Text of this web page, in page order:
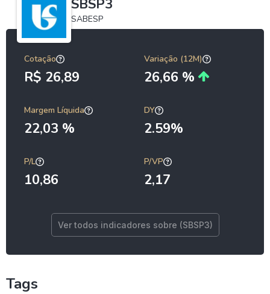
SBSP3
SABESP
Cotação
R$ 26,89
Variação (12M)
26,66 %
Margem Líquida
22,03 %
DY
2.59%
P/L
10,86
P/VP
2,17
Ver todos indicadores sobre (SBSP3)
Tags